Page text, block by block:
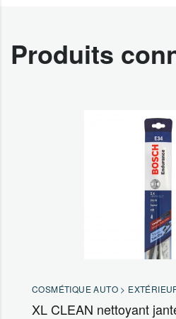
Produits
COSMÉTIQUE AUTO >
XL CLEAN nettoyant